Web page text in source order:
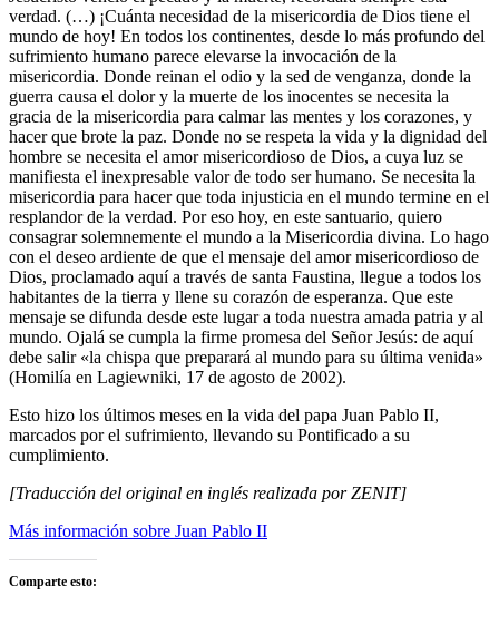
verdad. (…) ¡Cuánta necesidad de la misericordia de Dios tiene el
mundo de hoy! En todos los continentes, desde lo más profundo del
sufrimiento humano parece elevarse la invocación de la
misericordia. Donde reinan el odio y la sed de venganza, donde la
guerra causa el dolor y la muerte de los inocentes se necesita la
gracia de la misericordia para calmar las mentes y los corazones, y
hacer que brote la paz. Donde no se respeta la vida y la dignidad del
hombre se necesita el amor misericordioso de Dios, a cuya luz se
manifiesta el inexpresable valor de todo ser humano. Se necesita la
misericordia para hacer que toda injusticia en el mundo termine en el
resplandor de la verdad. Por eso hoy, en este santuario, quiero
consagrar solemnemente el mundo a la Misericordia divina. Lo hago
con el deseo ardiente de que el mensaje del amor misericordioso de
Dios, proclamado aquí a través de santa Faustina, llegue a todos los
habitantes de la tierra y llene su corazón de esperanza. Que este
mensaje se difunda desde este lugar a toda nuestra amada patria y al
mundo. Ojalá se cumpla la firme promesa del Señor Jesús: de aquí
debe salir «la chispa que preparará al mundo para su última venida»
(Homilía en Lagiewniki, 17 de agosto de 2002).
Esto hizo los últimos meses en la vida del papa Juan Pablo II,
marcados por el sufrimiento, llevando su Pontificado a su
cumplimiento.
[Traducción del original en inglés realizada por ZENIT]
Más información sobre Juan Pablo II
Comparte esto: